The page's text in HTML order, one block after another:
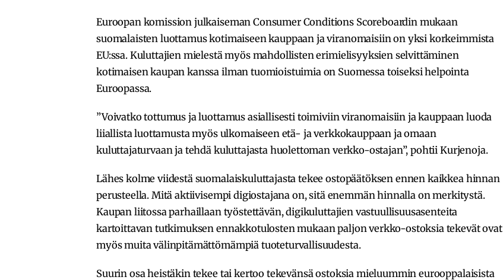
Euroopan komission julkaiseman Consumer Conditions Scoreboardin mukaan
suomalaisten luottamus kotimaiseen kauppaan ja viranomaisiin on yksi korkeimmista
EU:ssa. Kuluttajien mielestä myös mahdollisten erimielisyyksien selvittäminen
kotimaisen kaupan kanssa ilman tuomioistuimia on Suomessa toiseksi helpointa
Euroopassa.
”Voivatko tottumus ja luottamus asiallisesti toimiviin viranomaisiin ja kauppaan luoda
liiallista luottamusta myös ulkomaiseen etä- ja verkkokauppaan ja omaan
kuluttajaturvaan ja tehdä kuluttajasta huolettoman verkko-ostajan”, pohtii Kurjenoja.
Lähes kolme viidestä suomalaiskuluttajasta tekee ostopäätöksen ennen kaikkea hinnan
perusteella. Mitä aktiivisempi digiostajana on, sitä enemmän hinnalla on merkitystä.
Kaupan liitossa parhaillaan työstettävän, digikuluttajien vastuullisuusasenteita
kartoittavan tutkimuksen ennakkotulosten mukaan paljon verkko-ostoksia tekevät ovat
myös muita välinpitämättömämpiä tuoteturvallisuudesta.
Suurin osa heistäkin tekee tai kertoo tekevänsä ostoksia mieluummin eurooppalaisista